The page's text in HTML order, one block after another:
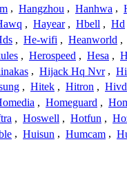
, Hangzhou , Hanhwa ,
, Hayear , Hbell , Hd
, He-wifi , Heanworld ,
, Herospeed , Hesa ,
, Hijack Hq Nvr ,
, Hitek , Hitron ,
, Homeguard ,
, Hoswell , Hotfun ,
, Huisun , Humcam ,